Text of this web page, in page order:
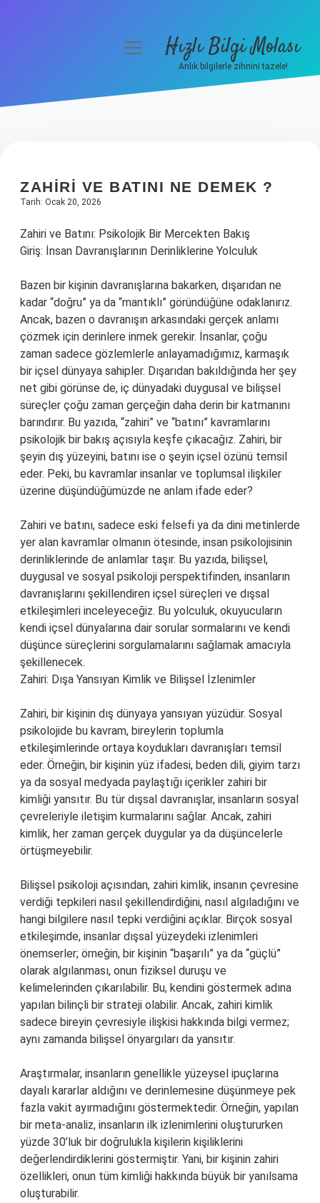
Hakkımızda
menüyüHızlı Bilgi Molası
Anlık bilgilerle zihnini tazele!
ZAHIRI VE BATINI NE DEMEK ?
Tarih: Ocak 20, 2026
Zahiri ve Batını: Psikolojik Bir Mercekten Bakış
Giriş: İnsan Davranışlarının Derinliklerine Yolculuk
Bazen bir kişinin davranışlarına bakarken, dışarıdan ne
kadar “doğru” ya da “mantıklı” göründüğüne odaklanırız.
Ancak, bazen o davranışın arkasındaki gerçek anlamı
çözmek için derinlere inmek gerekir. İnsanlar, çoğu
zaman sadece gözlemlerle anlayamadığımız, karmaşık
bir içsel dünyaya sahipler. Dışarıdan bakıldığında her şey
net gibi görünse de, iç dünyadaki duygusal ve bilişsel
süreçler çoğu zaman gerçeğin daha derin bir katmanını
barındırır. Bu yazıda, “zahiri” ve “batını” kavramlarını
psikolojik bir bakış açısıyla keşfe çıkacağız. Zahiri, bir
şeyin dış yüzeyini, batını ise o şeyin içsel özünü temsil
eder. Peki, bu kavramlar insanlar ve toplumsal ilişkiler
üzerine düşündüğümüzde ne anlam ifade eder?
Zahiri ve batını, sadece eski felsefi ya da dini metinlerde
yer alan kavramlar olmanın ötesinde, insan psikolojisinin
derinliklerinde de anlamlar taşır. Bu yazıda, bilişsel,
duygusal ve sosyal psikoloji perspektifinden, insanların
davranışlarını şekillendiren içsel süreçleri ve dışsal
etkileşimleri inceleyeceğiz. Bu yolculuk, okuyucuların
kendi içsel dünyalarına dair sorular sormalarını ve kendi
düşünce süreçlerini sorgulamalarını sağlamak amacıyla
şekillenecek.
Zahiri: Dışa Yansıyan Kimlik ve Bilişsel İzlenimler
Zahiri, bir kişinin dış dünyaya yansıyan yüzüdür. Sosyal
psikolojide bu kavram, bireylerin toplumla
etkileşimlerinde ortaya koydukları davranışları temsil
eder. Örneğin, bir kişinin yüz ifadesi, beden dili, giyim tarzı
ya da sosyal medyada paylaştığı içerikler zahiri bir
kimliği yansıtır. Bu tür dışsal davranışlar, insanların sosyal
çevreleriyle iletişim kurmalarını sağlar. Ancak, zahiri
kimlik, her zaman gerçek duygular ya da düşüncelerle
örtüşmeyebilir.
Bilişsel psikoloji açısından, zahiri kimlik, insanın çevresine
verdiği tepkileri nasıl şekillendirdiğini, nasıl algıladığını ve
hangi bilgilere nasıl tepki verdiğini açıklar. Birçok sosyal
etkileşimde, insanlar dışsal yüzeydeki izlenimleri
önemserler; örneğin, bir kişinin “başarılı” ya da “güçlü”
olarak algılanması, onun fiziksel duruşu ve
kelimelerinden çıkarılabilir. Bu, kendini göstermek adına
yapılan bilinçli bir strateji olabilir. Ancak, zahiri kimlik
sadece bireyin çevresiyle ilişkisi hakkında bilgi vermez;
aynı zamanda bilişsel önyargıları da yansıtır.
Araştırmalar, insanların genellikle yüzeysel ipuçlarına
dayalı kararlar aldığını ve derinlemesine düşünmeye pek
fazla vakit ayırmadığını göstermektedir. Örneğin, yapılan
bir meta-analiz, insanların ilk izlenimlerini oluştururken
yüzde 30’luk bir doğrulukla kişilerin kişiliklerini
değerlendirdiklerini göstermiştir. Yani, bir kişinin zahiri
özellikleri, onun tüm kimliği hakkında büyük bir yanılsama
oluşturabilir.